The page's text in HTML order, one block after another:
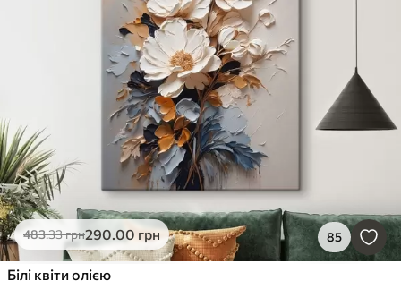
483.33грн290.00 грн 85
Білі квіти олією